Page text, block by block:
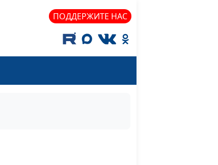
ПОДДЕРЖИТЕ НАС
Ирина Кириченко,
Кузьменко,
#349
Ирина Кириченко,
#348